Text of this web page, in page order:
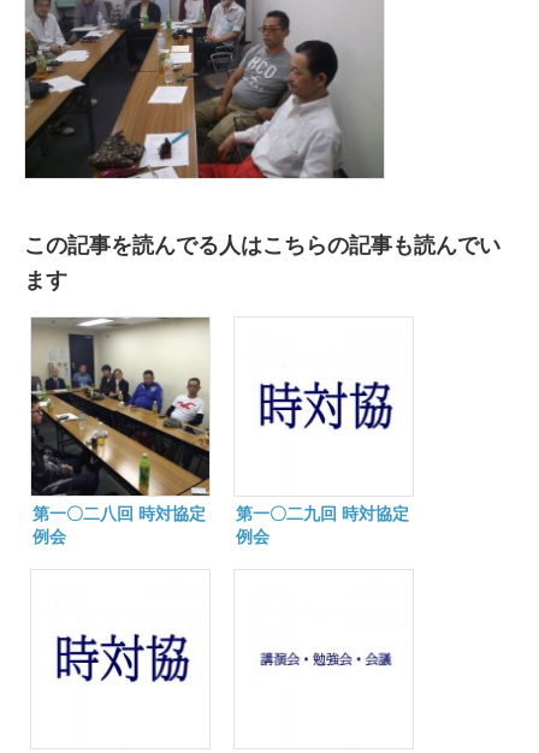
この記事を読んでる人はこちらの記事も読んでい
ます
第一〇二八回 時対協定
例会
第一〇二九回 時対協定
例会